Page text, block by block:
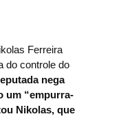
Ferreira
do controle do
nega
um “empurra-
Nikolas, que